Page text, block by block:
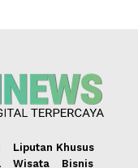
Liputan Khusus
Wisata Bisnis